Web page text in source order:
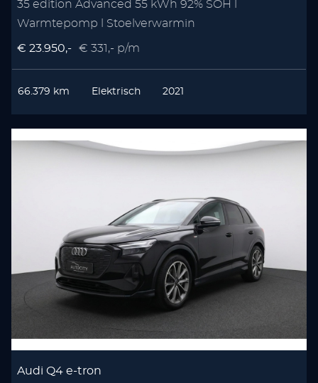
35 edition Advanced 55 kWh 92% SOH l
Warmtepomp l Stoelverwarmin
€ 23.950,- € 331,- p/m
66.379 km Elektrisch 2021
Audi Q4 e-tron